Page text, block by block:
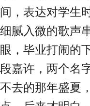
间，表达对学生
细腻入微的歌声
眼，毕业打闹的
段嘉许， 两个名
不去的那年盛夏